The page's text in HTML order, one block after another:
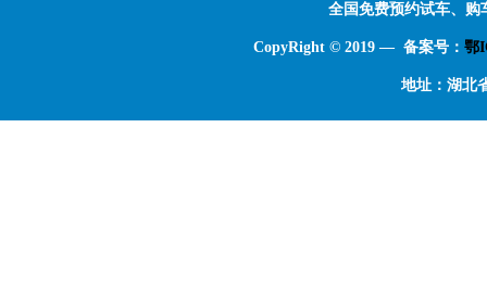
全国免费预约试车、购
CopyRight © 2019 — 备案号： 鄂
地址：湖北